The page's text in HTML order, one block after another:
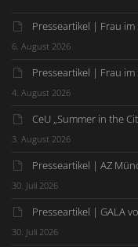
Presseartikel | Frau im
6. August 2026
Presseartikel | Frau im
4. August 2026
CeU „Summer in the
3. August 2026
Presseartikel | AZ
30. Juli 2026
Presseartikel | GALA
30. Juli 2026